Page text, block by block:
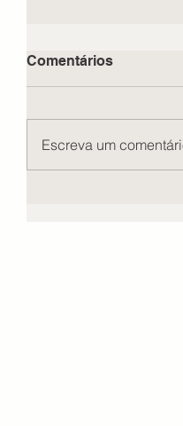
Comentários
Escreva um